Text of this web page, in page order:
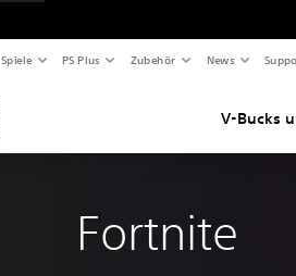
Spiele PS Plus Zubehör News
V-Bucks
Fortnite